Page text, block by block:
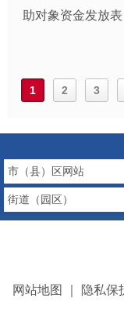
助对象资金发放表
1 2 3
市（县）区网站
街道（园区）
网站地图 隐私保